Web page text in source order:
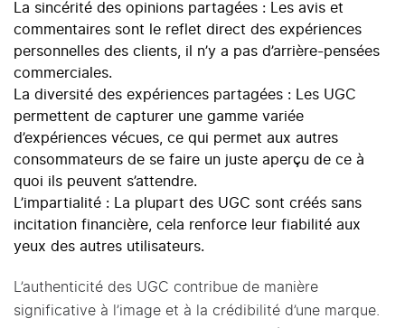
La sincérité des opinions partagées : Les avis et
commentaires sont le reflet direct des expériences
personnelles des clients, il n’y a pas d’arrière-pensées
commerciales.
La diversité des expériences partagées : Les UGC
permettent de capturer une gamme variée
d’expériences vécues, ce qui permet aux autres
consommateurs de se faire un juste aperçu de ce à
quoi ils peuvent s’attendre.
L’impartialité : La plupart des UGC sont créés sans
incitation financière, cela renforce leur fiabilité aux
yeux des autres utilisateurs.
L’authenticité des UGC contribue de manière
significative à l’image et à la crédibilité d’une marque.